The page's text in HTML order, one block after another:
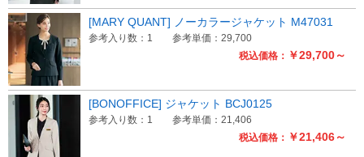
税込価格： ￥29,700～
[MARY QUANT] ノーカラージャケット M47031
参考入り数：1 参考単価：29,700
税込価格： ￥21,406～
[BONOFFICE] ジャケット BCJ0125
参考入り数：1 参考単価：21,406